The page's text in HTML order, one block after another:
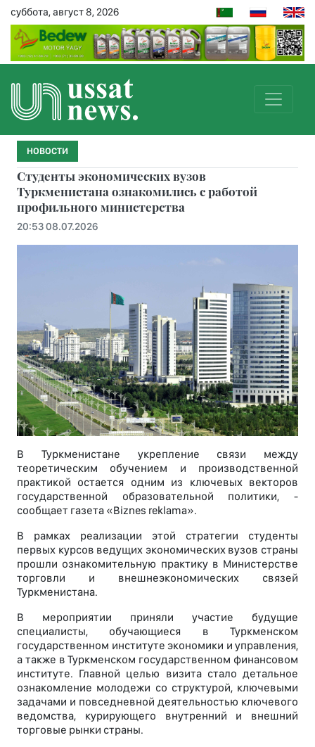
суббота, август 8, 2026
НОВОСТИ
Студенты экономических вузов
Туркменистана ознакомились с работой
профильного министерства
20:53 08.07.2026
В Туркменистане укрепление связи между
теоретическим обучением и производственной
практикой остается одним из ключевых векторов
государственной образовательной политики, -
сообщает газета «Biznes reklama».
В рамках реализации этой стратегии студенты
первых курсов ведущих экономических вузов страны
прошли ознакомительную практику в Министерстве
торговли и внешнеэкономических связей
Туркменистана.
В мероприятии приняли участие будущие
специалисты, обучающиеся в Туркменском
государственном институте экономики и управления,
а также в Туркменском государственном финансовом
институте. Главной целью визита стало детальное
ознакомление молодежи со структурой, ключевыми
задачами и повседневной деятельностью ключевого
ведомства, курирующего внутренний и внешний
торговые рынки страны.